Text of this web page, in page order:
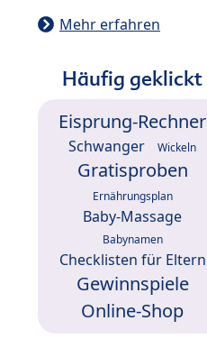
Mehr erfahren
Häufig geklickt
Eisprung-Rechner
Schwanger Wickeln
Gratisproben
Ernährungsplan
Baby-Massage
Babynamen
Checklisten für Eltern
Gewinnspiele
Online-Shop